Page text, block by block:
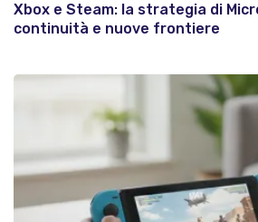
Xbox e Steam: la strategia di
continuità e nuove frontiere